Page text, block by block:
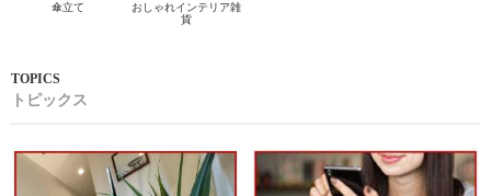
傘立て
おしゃれインテリア雑
貨
トピックス